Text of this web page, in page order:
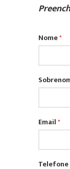
Nome*
Email *
Telefone